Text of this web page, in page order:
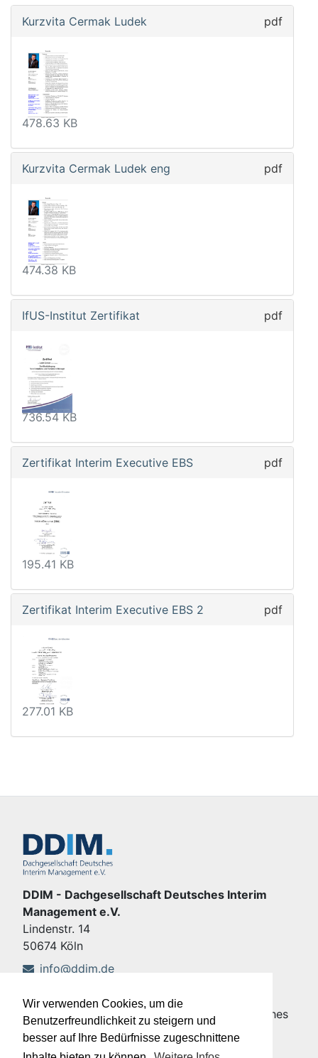
Wir verwenden Cookies, um die
Benutzerfreundlichkeit zu steigern und
besser auf Ihre Bedürfnisse zugeschnittene
Kurzvita Cermak Ludek pdf
478.63 KB
Kurzvita Cermak Ludek eng pdf
474.38 KB
IfUS-Institut Zertifikat pdf
736.54 KB
Zertifikat Interim Executive EBS pdf
195.41 KB
Zertifikat Interim Executive EBS 2 pdf
277.01 KB
DDIM - Dachgesellschaft Deutsches Interim
Management e.V.
Lindenstr. 14
50674 Köln
info@ddim.de
Copyright © DDIM - Dachgesellschaft Deutsches
Interim Management e.V.
Impressum|Datenschutz